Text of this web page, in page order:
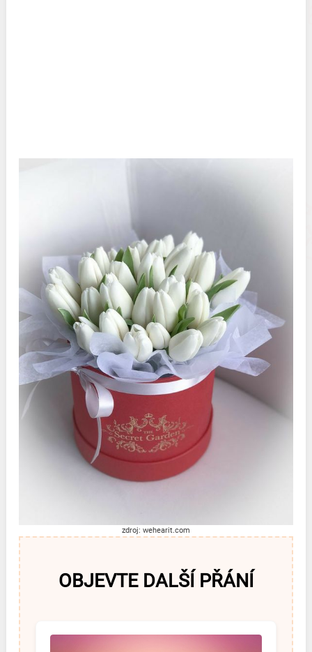
zdroj: wehearit.com
OBJEVTE DALŠÍ PŘÁNÍ